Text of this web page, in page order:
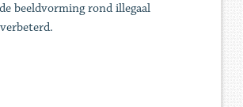
beeldvorming rond illegaal